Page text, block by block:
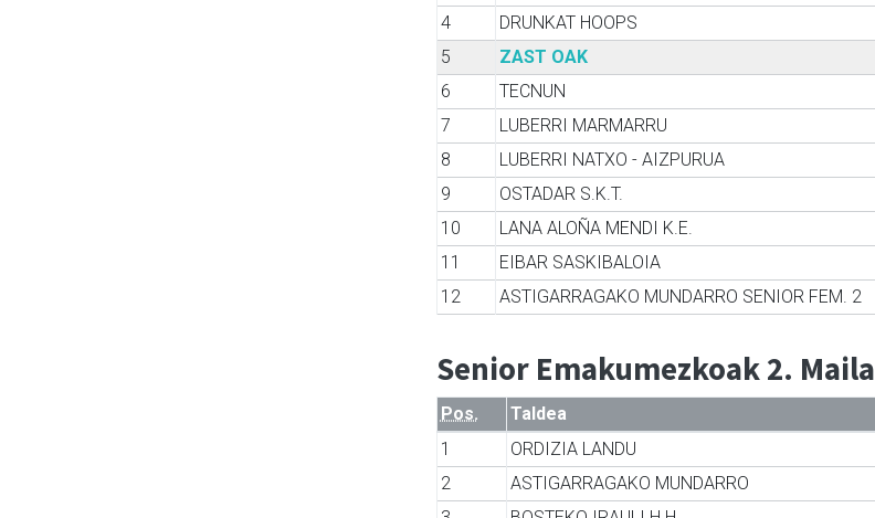
4
DRUNKAT HOOPS
5
ZAST OAK
6
TECNUN
7
LUBERRI MARMARRU
8
LUBERRI NATXO - AIZPURUA
9
OSTADAR S.K.T.
10
LANA ALOÑA MENDI K.E.
11
EIBAR SASKIBALOIA
12
ASTIGARRAGAKO MUNDARRO SENIOR FEM. 2
Senior Emakumezkoak 2. Maila
Pos. Taldea
1
ORDIZIA LANDU
2
ASTIGARRAGAKO MUNDARRO